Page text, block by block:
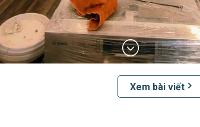
Xem bài viết